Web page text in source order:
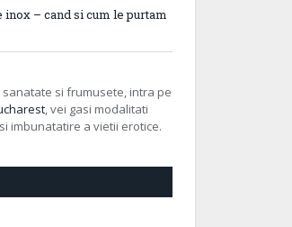
inox – cand si cum le purtam
si frumusete, intra pe
, vei gasi modalitati
imbunatatire a vietii erotice.